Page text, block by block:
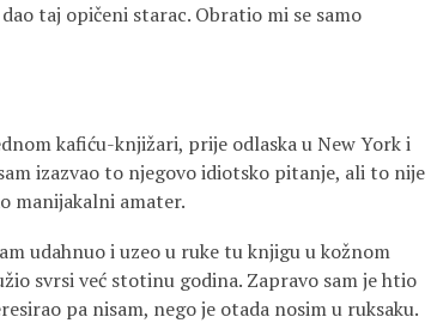
taj opičeni starac. Obratio mi se samo
kafiću-knjižari, prije odlaska u New York i
izazvao to njegovo idiotsko pitanje, ali to nije
manijakalni amater.
udahnuo i uzeo u ruke tu knjigu u kožnom
svrsi već stotinu godina. Zapravo sam je htio
pa nisam, nego je otada nosim u ruksaku.